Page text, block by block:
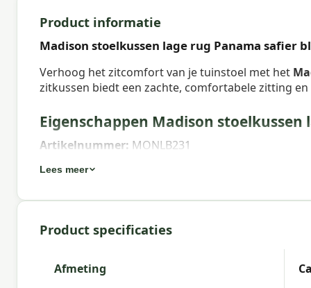
Product informatie
Madison stoelkussen lage rug Panama safier
Verhoog het zitcomfort van je tuinstoel met het
zitkussen biedt een zachte, comfortabele zitting
Eigenschappen Madison stoelkussen
Artikelnummer: MONLB231
EAN: 8713229267421
Merk:Madison
Kleur:blue
Stof:50% Cotton 45% Polyester 5% Other fibers
Lees meer
Product specificaties
Afmeting